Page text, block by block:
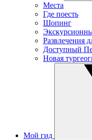
Места
Где поесть
Шопинг
Развлечения
Доступный
Новая
Мой гид